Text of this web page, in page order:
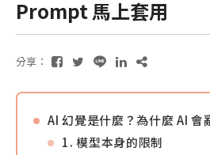
Prompt 馬上套用
分享：
AI 幻覺是什麼？為什麼 AI 會
1. 模型本身的限制